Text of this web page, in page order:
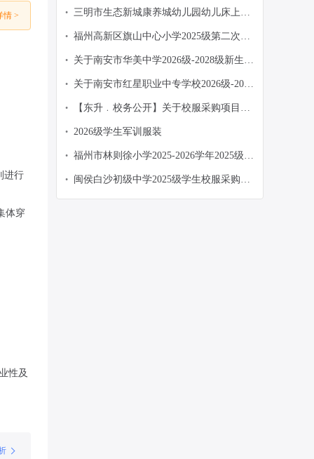
情 >
进行
体穿
性及
商遴选公告
• 三明市生态新城康养城幼儿园幼儿床上用
• 福州高新区旗山中心小学2025级第二次新
•
关于南安市华美中学2026级-2028级新生校
•
关于南安市红星职业中专学校2026级-2028
告
•
【东升﹒校务公开】关于校服采购项目方
• 2026级学生军训服装
• 福州市林则徐小学2025-2026学年2025级校
•
闽侯白沙初级中学2025级学生校服采购项